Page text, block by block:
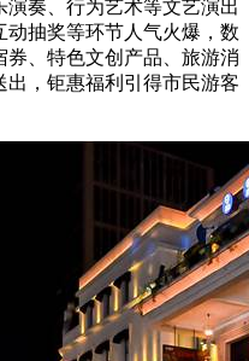
奏、行为艺术等文艺演出
抽奖等环节人气火爆，数
、特色文创产品、旅游消
，钜惠福利引得市民游客